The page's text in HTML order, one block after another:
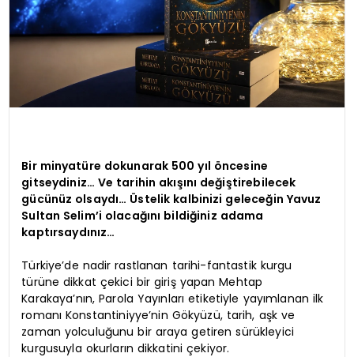
Bir minyatüre dokunarak 500 yıl öncesine
gitseydiniz… Ve tarihin akışını değiştirebilecek
gücünüz olsaydı… Üstelik kalbinizi geleceğin Yavuz
Sultan Selim’i olacağını bildiğiniz adama
kaptırsaydınız…
Türkiye’de nadir rastlanan tarihi-fantastik kurgu
türüne dikkat çekici bir giriş yapan Mehtap
Karakaya’nın, Parola Yayınları etiketiyle yayımlanan ilk
romanı Konstantiniyye’nin Gökyüzü, tarih, aşk ve
zaman yolculuğunu bir araya getiren sürükleyici
kurgusuyla okurların dikkatini çekiyor.